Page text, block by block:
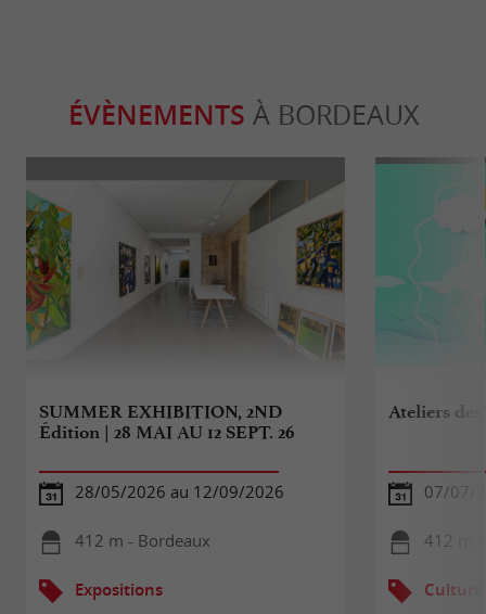
ÉVÈNEMENTS À BORDEAUX
SUMMER EXHIBITION, 2ND
Édition | 28 MAI AU 12 SEPT. 26
28/05/2026 au 12/09/2026
412 m - Bordeaux
Expositions
Ateliers des
07/07/
412 m
Culture